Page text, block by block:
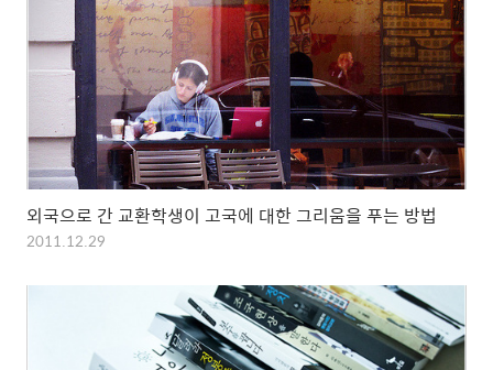
외국으로 간 교환학생이 고국에 대한 그리움을 푸는 방법
2011.12.29